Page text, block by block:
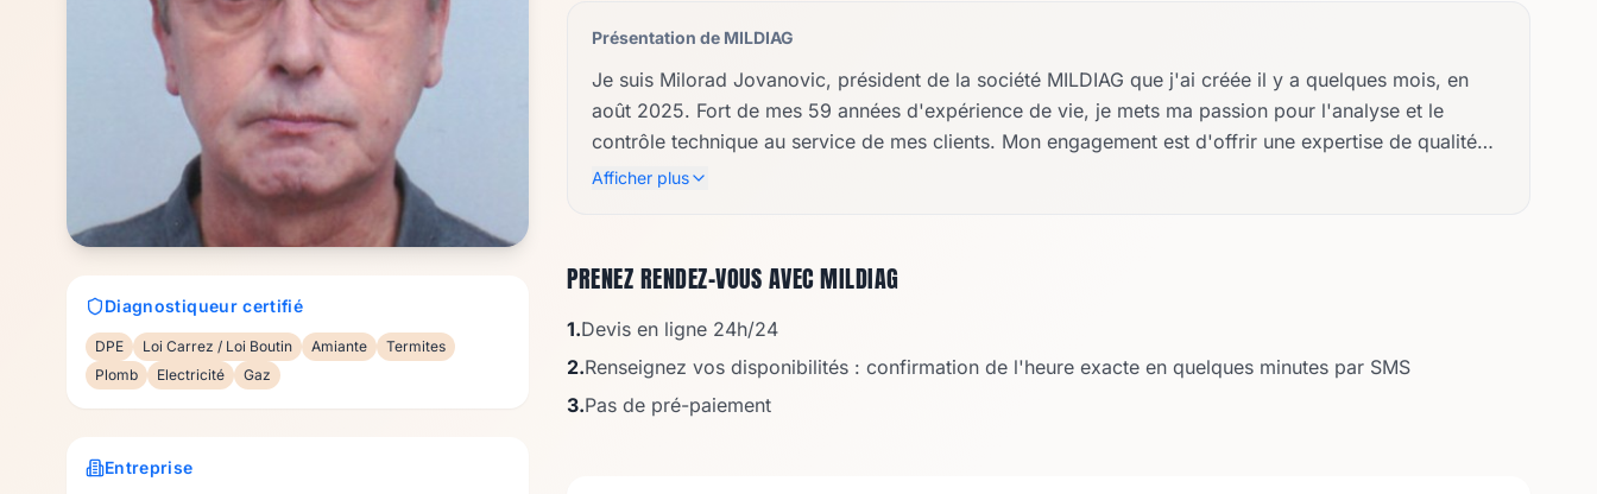
Diagnostiqueur certifié
DPE Loi Carrez / Loi Boutin Amiante
Termites
Plomb
Electricité Gaz
Entreprise
Présentation de MILDIAG
Je suis Milorad Jovanovic, président de la société MILDIAG que j'ai créée il y a quelques mois, en
août 2025. Fort de mes 59 années d'expérience de vie, je mets ma passion pour l'analyse et le
contrôle technique au service de mes clients. Mon engagement est d'offrir une expertise de qualité
pour assurer la sécurité et la tranquillité d'esprit de chacun dans leurs projets immobiliers. Avec un
Afficher plus
PRENEZ RENDEZ-VOUS AVECMILDIAG
1.Devis en ligne 24h/24
2.Renseignez vos disponibilités : confirmation de l'heure exacte en quelques minutes par SMS
3.Pas de pré-paiement